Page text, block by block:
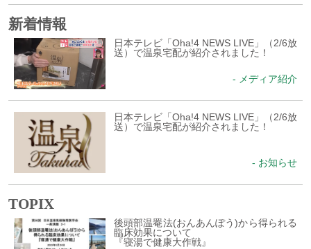
新着情報
日本テレビ「Oha!4 NEWS LIVE」（2/6放
送）で温泉宅配が紹介されました！
- メディア紹介
日本テレビ「Oha!4 NEWS LIVE」（2/6放
送）で温泉宅配が紹介されました！
- お知らせ
TOPIX
後頭部温罨法(おんあんぽう)から得られる
臨床効果について
『寝湯で健康大作戦』